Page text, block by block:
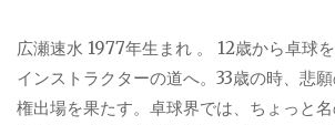
広瀬速水 1977年生まれ 。 12歳から卓球
インストラクターの道へ。33歳の時、悲
権出場を果たす。卓球界では、ちょっと